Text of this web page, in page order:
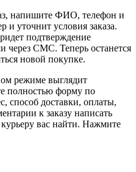
напишите ФИО, телефон и
и уточнит условия заказа.
подтверждение
через СМС. Теперь останется
новой покупке.
режиме выглядит
полностью форму по
способ доставки, оплаты,
к заказу написать
вас найти. Нажмите